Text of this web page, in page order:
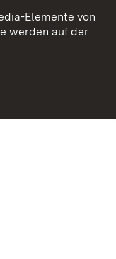
Elemente von
werden auf der